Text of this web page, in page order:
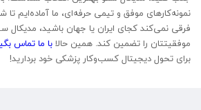
نمونه‌کارهای موفق و تیمی حرفه‌ای، ما آماده‌ایم تا
فرقی نمی‌کند کجای ایران یا جهان باشید، مدیکال
موفقیتتان را تضمین کند. همین حالابا ما تماس
برای تحول دیجیتال کسب‌وکار پزشکی خود بردارید!